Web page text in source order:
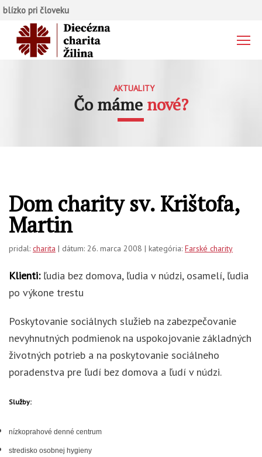
blízko pri človeku
AKTUALITY
Čo máme nové?
Dom charity sv. Krištofa,
Martin
pridal: charita | dátum: 26. marca 2008 | kategória: Farské charity
Klienti:ľudia bez domova, ľudia v núdzi, osamelí, ľudia
po výkone trestu
Poskytovanie sociálnych služieb na zabezpečovanie
nevyhnutných podmienok na uspokojovanie základných
životných potrieb a na poskytovanie sociálneho
poradenstva pre ľudí bez domova a ľudí v núdzi.
Služby:
nízkoprahové denné centrum
stredisko osobnej hygieny